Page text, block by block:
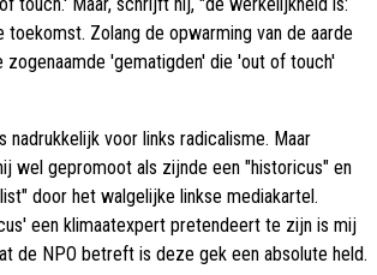
touch.' Maar, schrijft hij, "de werkelijkheid is:
toekomst. Zolang de opwarming van de aarde
zogenaamde 'gematigden' die 'out of touch'
nadrukkelijk voor links radicalisme. Maar
wel gepromoot als zijnde een "historicus" en
door het walgelijke linkse mediakartel.
een klimaatexpert pretendeert te zijn is mij
de NPO betreft is deze gek een absolute held.